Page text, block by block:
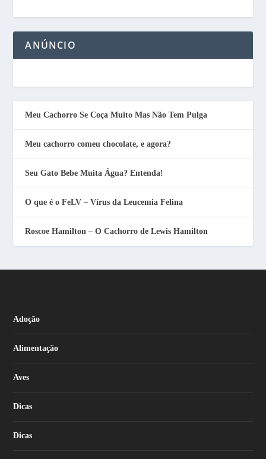
ANÚNCIO
Meu Cachorro Se Coça Muito Mas Não Tem Pulga
Meu cachorro comeu chocolate, e agora?
Seu Gato Bebe Muita Água? Entenda!
O que é o FeLV – Vírus da Leucemia Felina
Roscoe Hamilton – O Cachorro de Lewis Hamilton
Adoção
Alimentação
Aves
Dicas
Dicas